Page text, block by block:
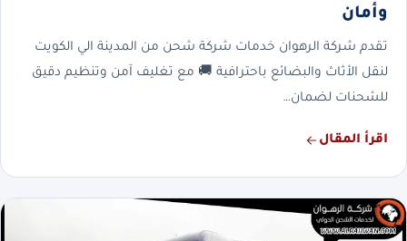
وأمان
تقدم شركة الرهوان خدمات شركة شحن من المدينة الي الكويت
لنقل الأثاث والبضائع باحترافية 🚚 مع تغليف آمن وتنظيم دقيق
للشحنات لضمان…
اقرأ المقال